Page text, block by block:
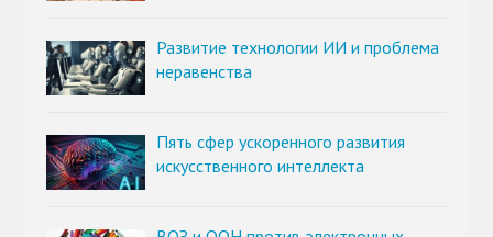
Развитие технологии ИИ и проблема
неравенства
Пять сфер ускоренного развития
искусственного интеллекта